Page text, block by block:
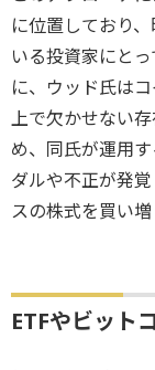
に位置しており
いる投資家にと
に、ウッド氏は
上で欠かせない
め、同氏が運用
ダルや不正が発
スの株式を買い増
ETFやビット